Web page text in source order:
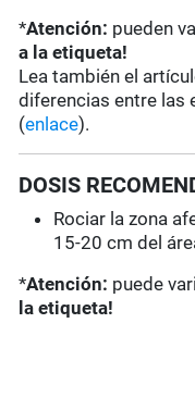
*Atención: pueden
a la etiqueta!
Lea también el
diferencias entre las
(enlace).
DOSIS
Rociar la zona
15-20 cm del
*Atención: puede
la etiqueta!